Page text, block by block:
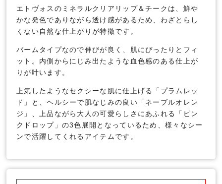
エトヴォスのミネラルクリアリップ＆チークは、鮮や
かな発色でありながら透け感があるため、わざとらし
くない自然な仕上がりが特徴です。
バームタイプなので伸びが良く、肌にぴったりとフィ
ット。内側からにじみ出たような血色感のある仕上が
りが叶います。
上気したようなセクシーな肌に仕上げる「プラムレッ
ド」と、ヘルシーで肌なじみの良い「ネーブルオレン
ジ」、上品ながら大人の可愛らしさにあふれる「ピン
クドロップ」の3色展開となっているため、様々なシー
ンで活躍してくれるアイテムです。